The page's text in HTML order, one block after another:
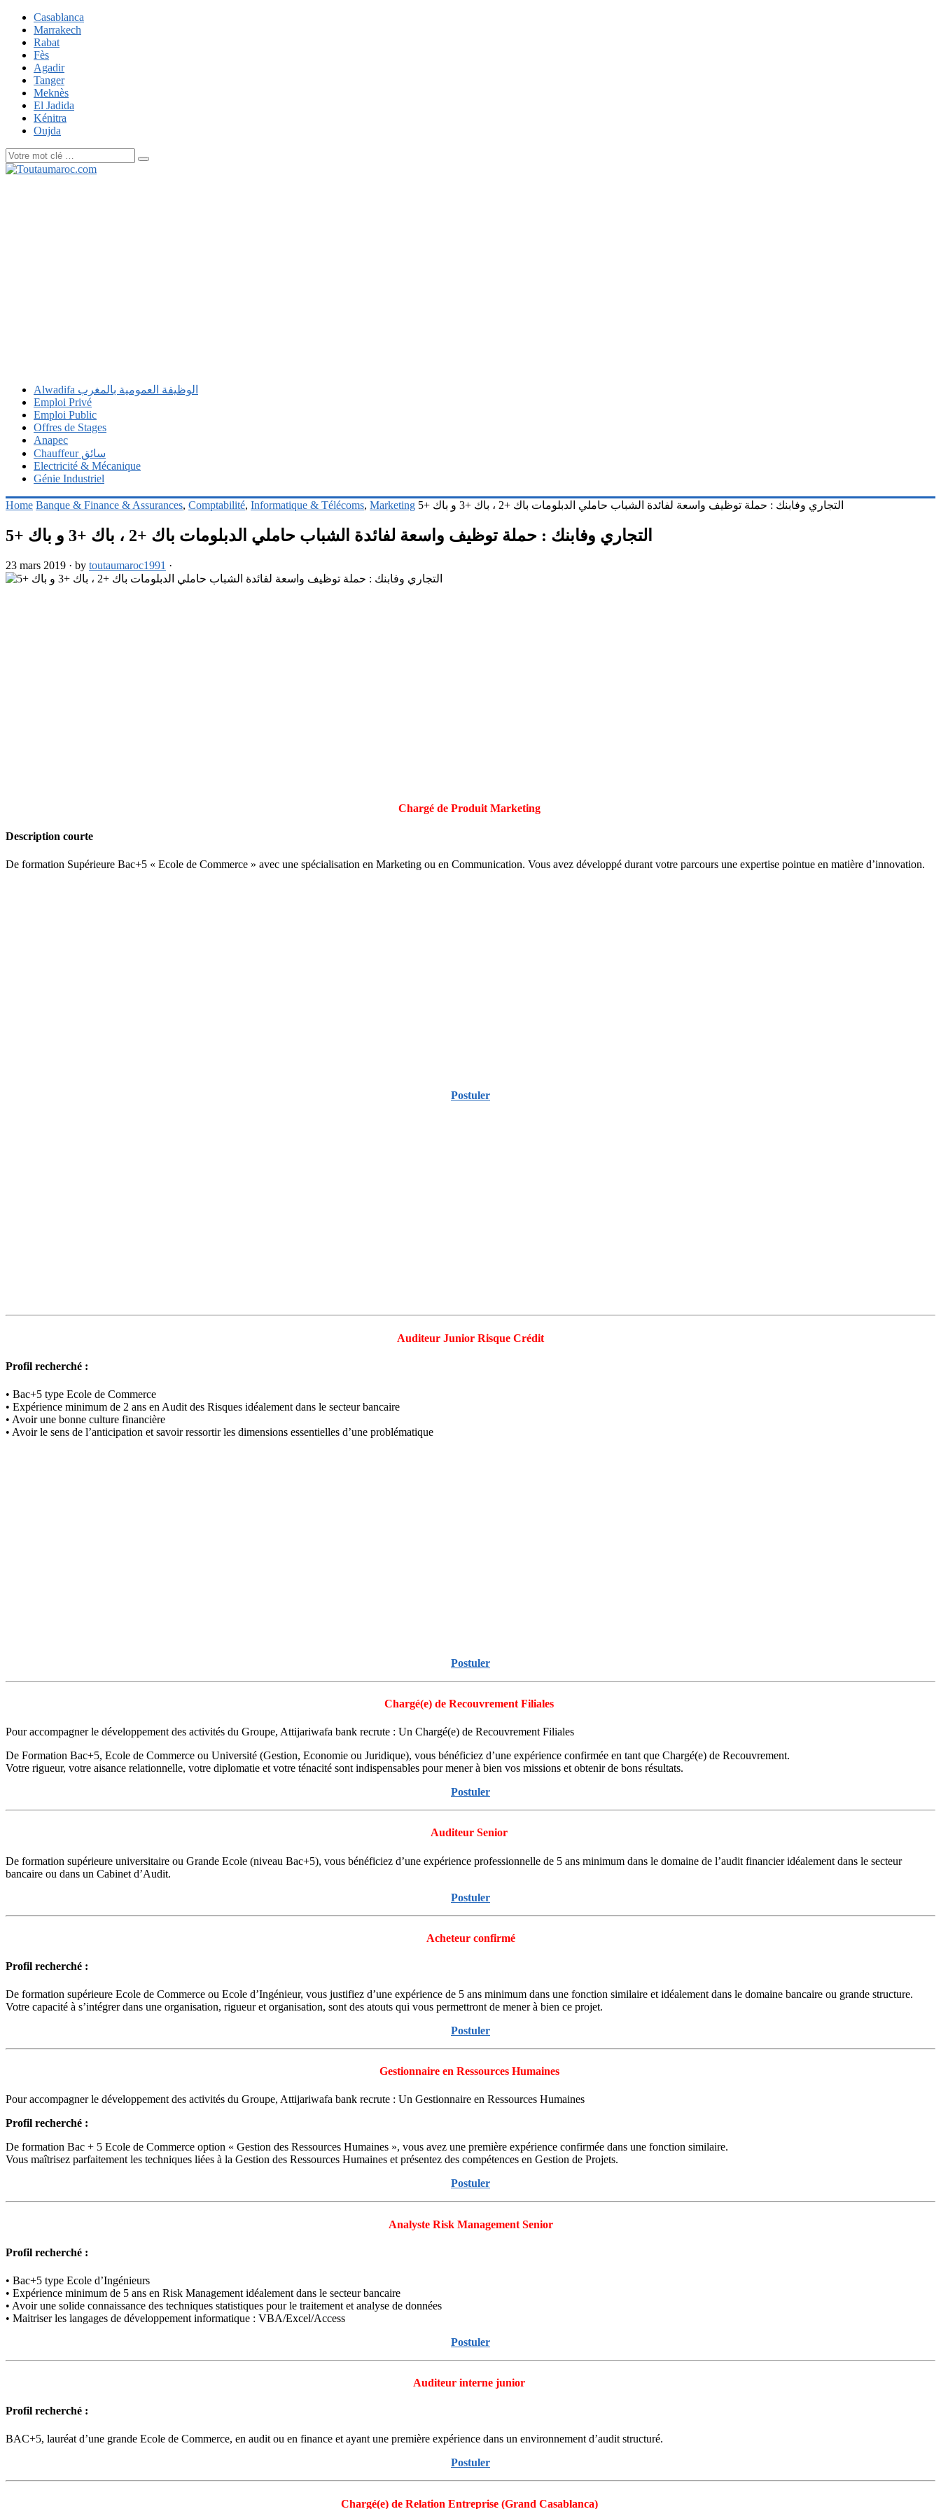
Casablanca
Marrakech
Rabat
Fès
Agadir
Tanger
Meknès
El Jadida
Kénitra
Oujda
Alwadifa الوظيفة العمومية بالمغرب
Emploi Privé
Emploi Public
Offres de Stages
Anapec
Chauffeur سائق
Electricité & Mécanique
Génie Industriel
Home Banque & Finance & Assurances, Comptabilité, Informatique & Télécoms, Marketing التجاري وفابنك : حملة توظيف واسعة لفائدة الشباب حاملي الدبلومات باك +2 ، باك +3 و باك +5
التجاري وفابنك : حملة توظيف واسعة لفائدة الشباب حاملي الدبلومات باك +2 ، باك +3 و باك +5
23 mars 2019 · by toutaumaroc1991 ·
Chargé de Produit Marketing
Description courte
De formation Supérieure Bac+5 « Ecole de Commerce » avec une spécialisation en Marketing ou en Communication. Vous avez développé durant votre parcours une expertise pointue en matière d’innovation.
Postuler
Auditeur Junior Risque Crédit
Profil recherché :
• Bac+5 type Ecole de Commerce
• Expérience minimum de 2 ans en Audit des Risques idéalement dans le secteur bancaire
• Avoir une bonne culture financière
• Avoir le sens de l’anticipation et savoir ressortir les dimensions essentielles d’une problématique
Postuler
Chargé(e) de Recouvrement Filiales
Pour accompagner le développement des activités du Groupe, Attijariwafa bank recrute : Un Chargé(e) de Recouvrement Filiales
De Formation Bac+5, Ecole de Commerce ou Université (Gestion, Economie ou Juridique), vous bénéficiez d’une expérience confirmée en tant que Chargé(e) de Recouvrement.
Votre rigueur, votre aisance relationnelle, votre diplomatie et votre ténacité sont indispensables pour mener à bien vos missions et obtenir de bons résultats.
Postuler
Auditeur Senior
De formation supérieure universitaire ou Grande Ecole (niveau Bac+5), vous bénéficiez d’une expérience professionnelle de 5 ans minimum dans le domaine de l’audit financier idéalement dans le secteur
bancaire ou dans un Cabinet d’Audit.
Postuler
Acheteur confirmé
Profil recherché :
De formation supérieure Ecole de Commerce ou Ecole d’Ingénieur, vous justifiez d’une expérience de 5 ans minimum dans une fonction similaire et idéalement dans le domaine bancaire ou grande structure.
Votre capacité à s’intégrer dans une organisation, rigueur et organisation, sont des atouts qui vous permettront de mener à bien ce projet.
Postuler
Gestionnaire en Ressources Humaines
Pour accompagner le développement des activités du Groupe, Attijariwafa bank recrute : Un Gestionnaire en Ressources Humaines
Profil recherché :
De formation Bac + 5 Ecole de Commerce option « Gestion des Ressources Humaines », vous avez une première expérience confirmée dans une fonction similaire.
Vous maîtrisez parfaitement les techniques liées à la Gestion des Ressources Humaines et présentez des compétences en Gestion de Projets.
Postuler
Analyste Risk Management Senior
Profil recherché :
• Bac+5 type Ecole d’Ingénieurs
• Expérience minimum de 5 ans en Risk Management idéalement dans le secteur bancaire
• Avoir une solide connaissance des techniques statistiques pour le traitement et analyse de données
• Maitriser les langages de développement informatique : VBA/Excel/Access
Postuler
Auditeur interne junior
Profil recherché :
BAC+5, lauréat d’une grande Ecole de Commerce, en audit ou en finance et ayant une première expérience dans un environnement d’audit structuré.
Postuler
Chargé(e) de Relation Entreprise (Grand Casablanca)